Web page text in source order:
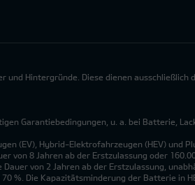
Hintergründe. Diese dienen ausschließlich
Garantiebedingungen, u. a. bei Batterie,
(EV), Hybrid-Elektrofahrzeugen (HEV) und
von 8 Jahren ab der Erstzulassung oder
von 2 Jahren ab der Erstzulassung,
%. Die Kapazitätsminderung der Batterie in